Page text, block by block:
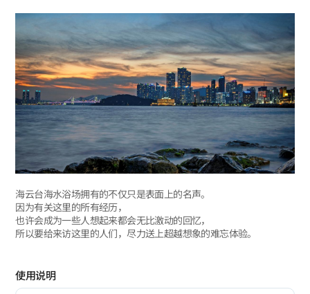
海云台海水浴场拥有的不仅只是表面上的名声。
因为有关这里的所有经历，
也许会成为一些人想起来都会无比激动的回忆，
所以要给来访这里的人们，尽力送上超越想象的难忘体验。
使用说明